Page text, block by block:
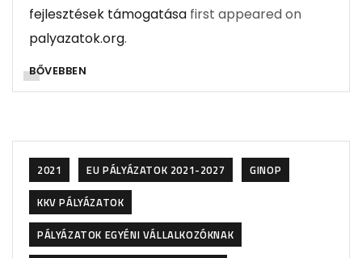
fejlesztések támogatása first appeared on
palyazatok.org.
BŐVEBBEN
2021 EU PÁLYÁZATOK 2021-2027
GINOP
KKV PÁLYÁZATOK
PÁLYÁZATOK EGYÉNI VÁLLALKOZÓKNAK